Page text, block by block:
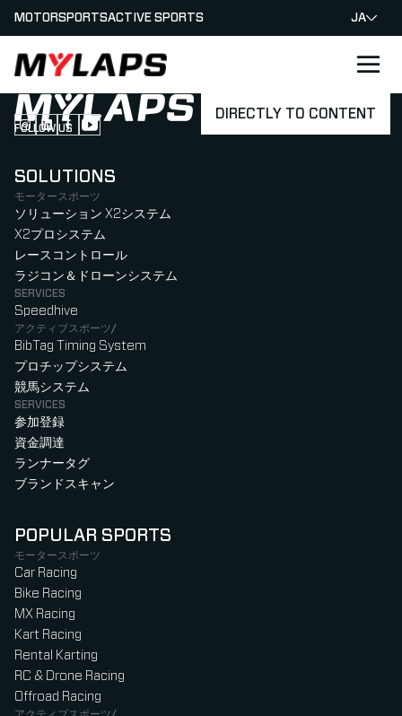
DIRECTLY TO CONTENT
LOGO MYLAPS - JAPAN
MOTORSPORTSACTIVE SPORTS JA
FOLLOW US
Follow us on Instagram (Opens in new tab)
Follow us on LinkedIn (Opens in new tab)
Follow us on Facebook (Opens in new tab)
Follow us on YouTube (Opens in new tab)
SOLUTIONS
モータースポーツ
ソリューション X2システム
X2プロシステム
レースコントロール
ラジコン＆ドローンシステム
SERVICES
Speedhive
アクティブスポーツ/
BibTag Timing System
プロチップシステム
競馬システム
SERVICES
参加登録
資金調達
ランナータグ
ブランドスキャン
POPULAR SPORTS
モータースポーツ
Car Racing
Bike Racing
MX Racing
Kart Racing
Rental Karting
RC & Drone Racing
Offroad Racing